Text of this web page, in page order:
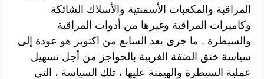
المراقبة والمكعبات الأسمنتية والأسلاك الشائكة
وكاميرات المراقبة وغيرها من أدوات المراقبة
والسيطرة . ما جرى بعد السابع من اكتوبر هو عودة إلى
سياسة خنق الضفة الغربية بالحواجز من أجل تسهيل
عملية السيطرة والهيمنة عليها ، تلك السياسة ، التي